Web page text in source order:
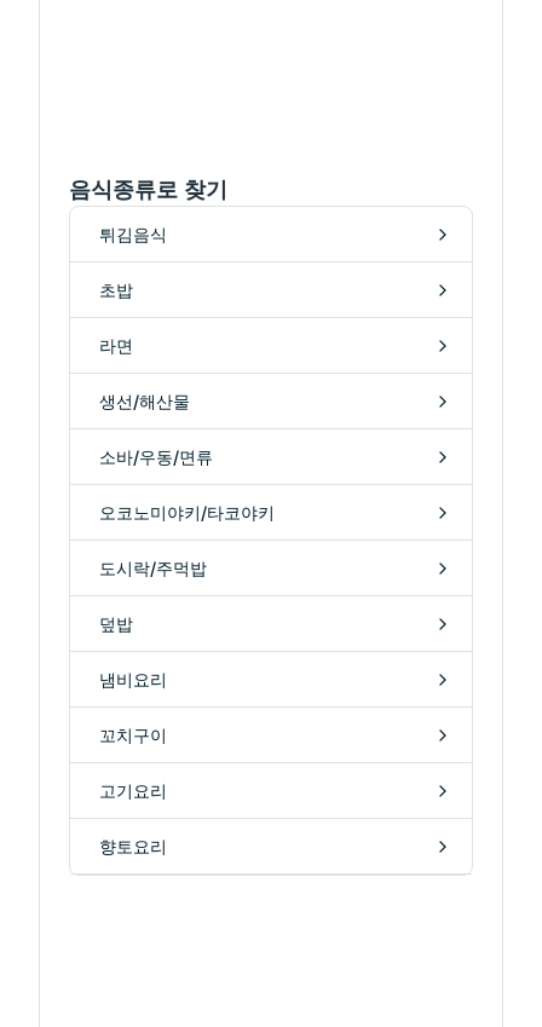
음식종류로 찾기
튀김음식
초밥
라면
생선/해산물
소바/우동/면류
오코노미야키/타코야키
도시락/주먹밥
덮밥
냄비요리
꼬치구이
고기요리
향토요리